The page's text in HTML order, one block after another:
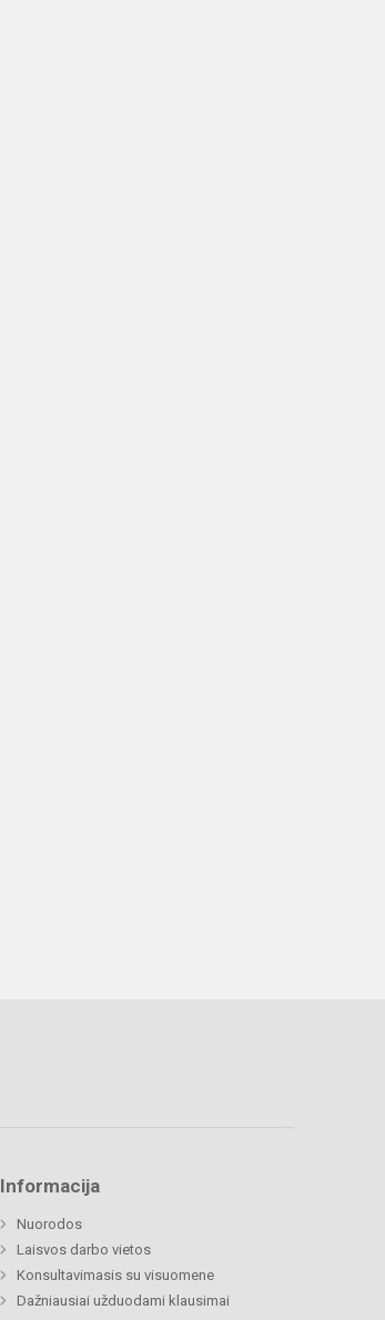
Informacija
Nuorodos
Laisvos darbo vietos
Konsultavimasis su visuomene
Dažniausiai užduodami klausimai